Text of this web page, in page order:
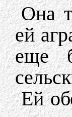
Она
ей
еще
Ей